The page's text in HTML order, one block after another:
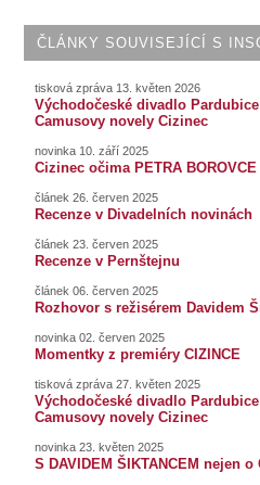
ČLÁNKY SOUVISEJÍCÍ S
tisková zpráva 13. květen 2026
Východočeské divadlo
Camusovy novely Cizinec
novinka 10. září 2025
Cizinec očima PETRA BOROVCE
článek 26. červen 2025
Recenze v Divadelních novinách
článek 23. červen 2025
Recenze v Pernštejnu
článek 06. červen 2025
Rozhovor s režisérem Davidem
novinka 02. červen 2025
Momentky z premiéry CIZINCE
tisková zpráva 27. květen 2025
Východočeské divadlo
Camusovy novely Cizinec
novinka 23. květen 2025
S DAVIDEM ŠIKTANCEM nejen o